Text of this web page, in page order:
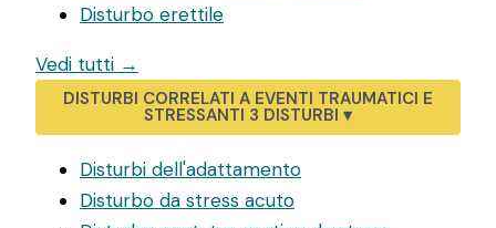
Disturbo erettile
Vedi tutti →
DISTURBI CORRELATI A EVENTI TRAUMATICI E
STRESSANTI 3 DISTURBI ▾
Disturbi dell'adattamento
Disturbo da stress acuto